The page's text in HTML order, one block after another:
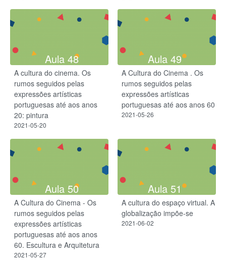
Aula 48
A cultura do cinema. Os
rumos seguidos pelas
expressões artísticas
portuguesas até aos anos
20: pintura
2021-05-20
Aula 49
A Cultura do Cinema . Os
rumos seguidos pelas
expressões artísticas
portuguesas até aos anos 60
2021-05-26
Aula 50
A Cultura do Cinema - Os
rumos seguidos pelas
expressões artísticas
portuguesas até aos anos
60. Escultura e Arquitetura
2021-05-27
Aula 51
A cultura do espaço virtual. A
globalização impõe-se
2021-06-02